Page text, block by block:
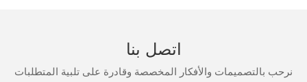
اتصل بنا
نرحب بالتصميمات والأفكار المخصصة وقادرة على تلبية المتطلبات